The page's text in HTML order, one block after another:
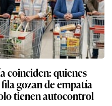
coinciden: quienes
gozan de empatía
tienen autocontrol